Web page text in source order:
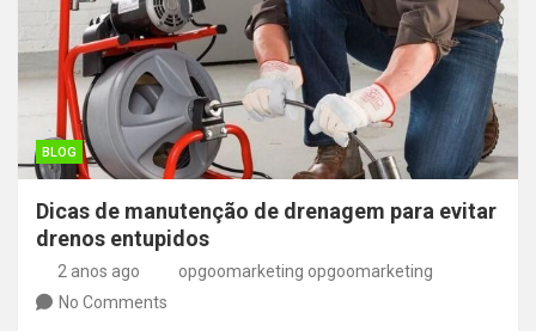
BLOG
Dicas de manutenção de drenagem para evitar
drenos entupidos
2 anos ago
opgoomarketing opgoomarketing
No Comments